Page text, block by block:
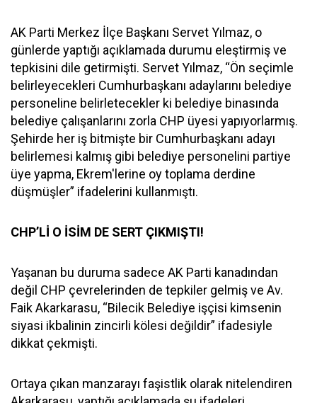
AK Parti Merkez İlçe Başkanı Servet Yılmaz, o
günlerde yaptığı açıklamada durumu eleştirmiş ve
tepkisini dile getirmişti. Servet Yılmaz, “Ön seçimle
belirleyecekleri Cumhurbaşkanı adaylarını belediye
personeline belirletecekler ki belediye binasında
belediye çalışanlarını zorla CHP üyesi yapıyorlarmış.
Şehirde her iş bitmişte bir Cumhurbaşkanı adayı
belirlemesi kalmış gibi belediye personelini partiye
üye yapma, Ekrem'lerine oy toplama derdine
düşmüşler” ifadelerini kullanmıştı.
CHP’Lİ O İSİM DE SERT ÇIKMIŞTI!
Yaşanan bu duruma sadece AK Parti kanadından
değil CHP çevrelerinden de tepkiler gelmiş ve Av.
Faik Akarkarasu, “Bilecik Belediye işçisi kimsenin
siyasi ikbalinin zincirli kölesi değildir” ifadesiyle
dikkat çekmişti.
Ortaya çıkan manzarayı faşistlik olarak nitelendiren